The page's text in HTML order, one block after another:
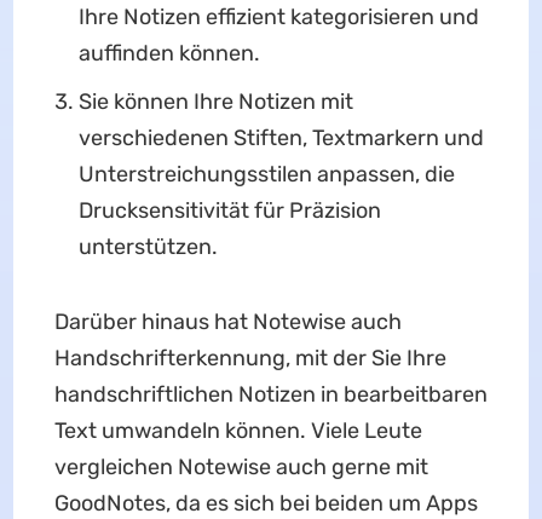
Ihre Notizen effizient kategorisieren und
auffinden können.
Sie können Ihre Notizen mit
verschiedenen Stiften, Textmarkern und
Unterstreichungsstilen anpassen, die
Drucksensitivität für Präzision
unterstützen.
Darüber hinaus hat Notewise auch
Handschrifterkennung, mit der Sie Ihre
handschriftlichen Notizen in bearbeitbaren
Text umwandeln können. Viele Leute
vergleichen Notewise auch gerne mit
GoodNotes, da es sich bei beiden um Apps